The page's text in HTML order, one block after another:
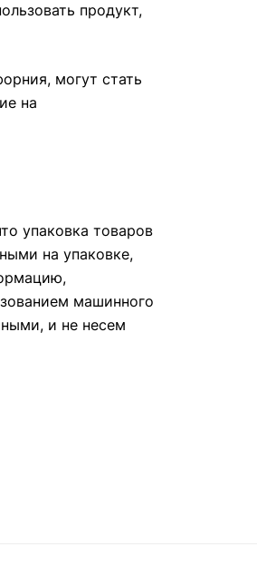
продукт,
могут стать
на
упаковка товаров
на упаковке,
машинного
и не несем